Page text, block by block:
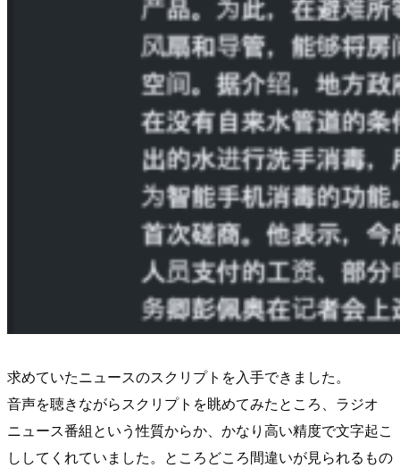
求めていたニュースのスクリプトを入手できました。
音声を聴きながらスクリプトを眺めてみたところ、ラジオ
ニュース番組という性質からか、かなり高い精度で文字起こ
ししてくれていました。ところどころ間違いが見られるもの